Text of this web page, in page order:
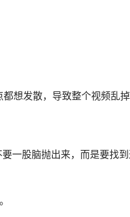
想发散，导致整个视频乱
一股脑抛出来，而是要找